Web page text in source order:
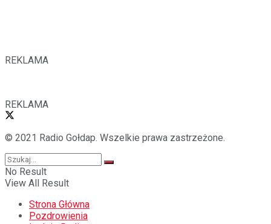
REKLAMA
REKLAMA
© 2021 Radio Gołdap. Wszelkie prawa zastrzeżone.
No Result
View All Result
Strona Główna
Pozdrowienia